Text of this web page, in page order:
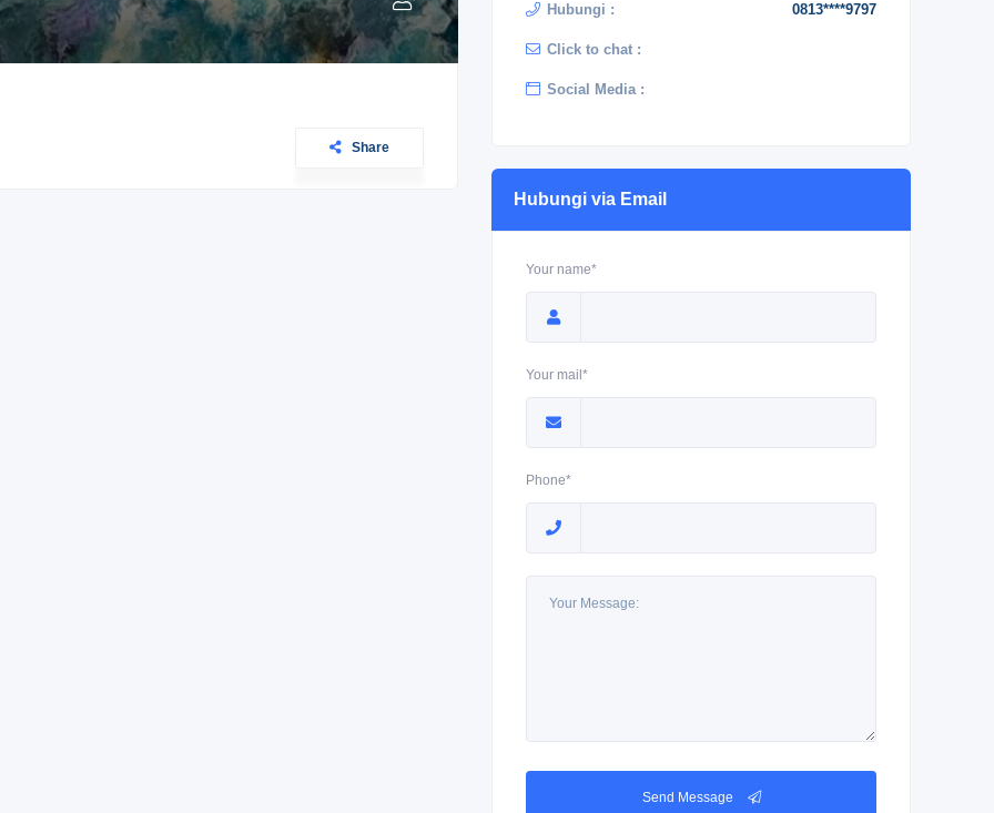
Share
Hubungi : 0813****9797
Click to chat :
Social Media :
Hubungi via Email
Your name*
Your mail*
Phone*
Send Message